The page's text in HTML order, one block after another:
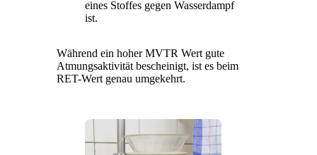
eines Stoffes gegen Wasserdampf
ist.
Während ein hoher MVTR Wert gute
Atmungsaktivität bescheinigt, ist es beim
RET-Wert genau umgekehrt.